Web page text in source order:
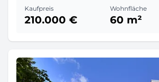
Kaufpreis
210.000 €
Wohnfläche
60 m²